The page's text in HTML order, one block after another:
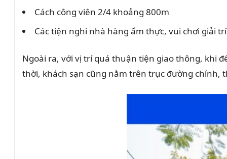
Cách công viên 2/4 khoảng 800m
Các tiện nghi nhà hàng ẩm thực, vui chơi giải
Ngoài ra, với vị trí quá thuận tiện giao thông, khi
thời, khách sạn cũng nằm trên trục đường chính,